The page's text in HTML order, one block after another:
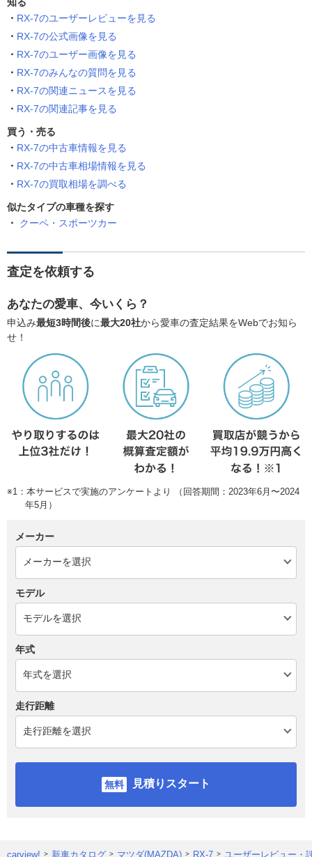
RX-7のユーザーレビューを見る
RX-7の公式画像を見る
RX-7のユーザー画像を見る
RX-7のみんなの質問を見る
RX-7の関連ニュースを見る
RX-7の関連記事を見る
買う・売る
RX-7の中古車情報を見る
RX-7の中古車相場情報を見る
RX-7の買取相場を調べる
似たタイプの車種を探す
クーペ・スポーツカー
査定を依頼する
あなたの愛車、今いくら？
申込み最短3時間後に最大20社から愛車の査定結果をWebでお知ら
せ！
※1：本サービスで実施のアンケートより （回答期間：2023年6月〜2024
年5月）
メーカー
モデル
年式
走行距離
見積りスタート
carview! 新車カタログ マツダ(MAZDA) RX-7 ユーザーレビュー・